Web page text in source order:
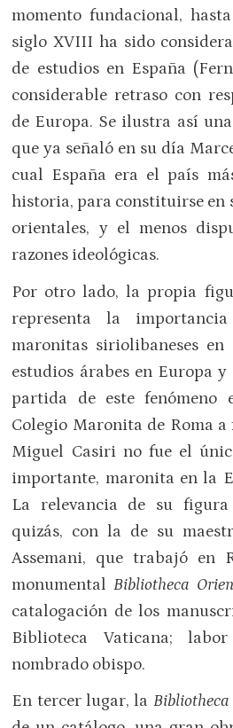
momento fundacional,
siglo XVIII ha sido
de estudios en España
considerable retraso con
de Europa. Se ilustra así
que ya señaló en su día
cual España era el país
historia, para constituirse en
orientales, y el menos
razones ideológicas.
Por otro lado, la propia
representa la
maronitas siriolibaneses
estudios árabes en Europa
partida de este fenómeno
Colegio Maronita de Roma
Miguel Casiri no fue el
importante, maronita en la
La relevancia de su figura
quizás, con la de su
Assemani, que trabajó en
monumentalBibliotheca
catalogación de los
Biblioteca Vaticana;
nombrado obispo.
En tercer lugar, la Bibliotheca